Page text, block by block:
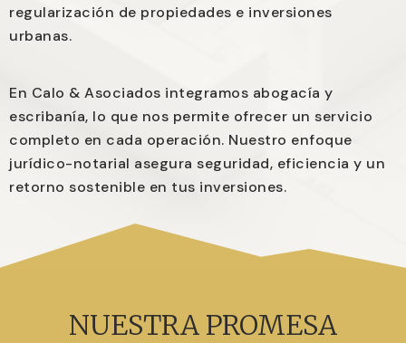
regularización de propiedades e inversiones
urbanas.
En Calo & Asociados integramos abogacía y
escribanía, lo que nos permite ofrecer un servicio
completo en cada operación. Nuestro enfoque
jurídico-notarial asegura seguridad, eficiencia y un
retorno sostenible en tus inversiones.
NUESTRA PROMESA